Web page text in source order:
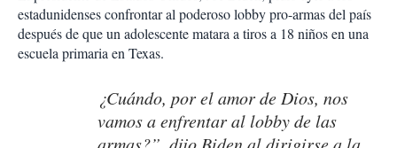
estadunidenses confrontar al poderoso lobby pro-ar­mas del país
después de que un adolescente matara a tiros a 18 niños en una
es­cuela primaria en Texas.
¿Cuándo, por el amor de Dios, nos
vamos a enfrentar al lobby de las